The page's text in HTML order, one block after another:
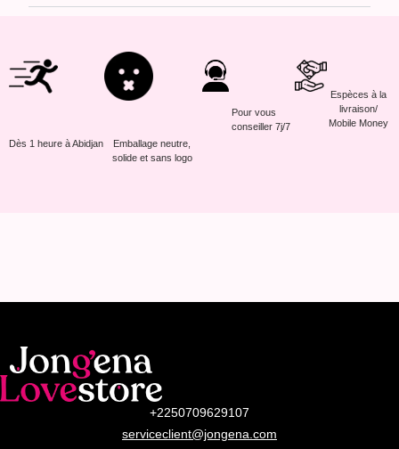
Dès 1 heure à Abidjan
Emballage neutre,
solide et sans logo
Pour vous
conseiller 7j/7
Espèces à la
livraison/
Mobile Money
+2250709629107
serviceclient@jongena.com